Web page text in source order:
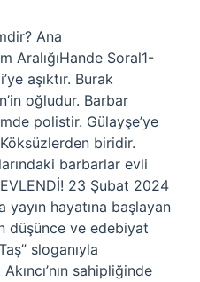
Ana
AralığıHande Soral1-
aşıktır. Burak
oğludur. Barbar
polistir. Gülayşe’ye
biridir.
barbarlar evli
23 Şubat 2024
yayın hayatına başlayan
düşünce ve edebiyat
sloganıyla
sahipliğinde